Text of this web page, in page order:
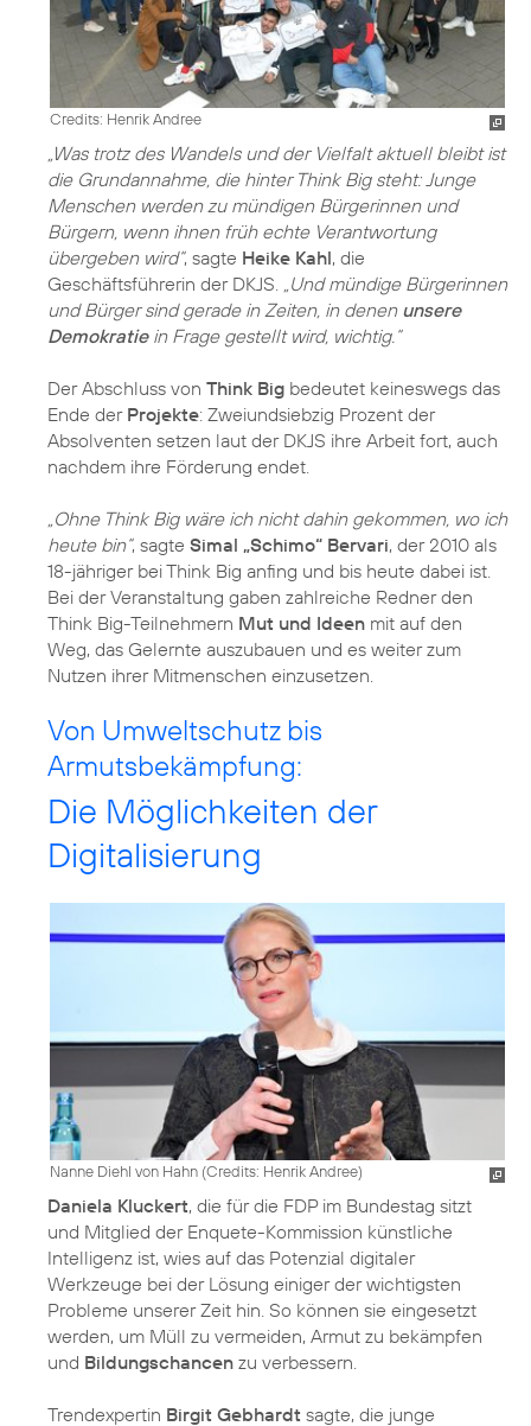
Credits: Henrik Andree
„Was trotz des Wandels und der Vielfalt aktuell bleibt ist
die Grundannahme, die hinter Think Big steht: Junge
Menschen werden zu mündigen Bürgerinnen und
Bürgern, wenn ihnen früh echte Verantwortung
übergeben wird“, sagte Heike Kahl, die
Geschäftsführerin der DKJS. „Und mündige Bürgerinnen
und Bürger sind gerade in Zeiten, in denen unsere
Demokratiein Frage gestellt wird, wichtig.“
Der Abschluss von Think Big bedeutet keineswegs das
Ende der Projekte: Zweiundsiebzig Prozent der
Absolventen setzen laut der DKJS ihre Arbeit fort, auch
nachdem ihre Förderung endet.
„Ohne Think Big wäre ich nicht dahin gekommen, wo ich
heute bin“, sagte Simal „Schimo“ Bervari, der 2010 als
18-jähriger bei Think Big anfing und bis heute dabei ist.
Bei der Veranstaltung gaben zahlreiche Redner den
Think Big-Teilnehmern Mut und Ideen mit auf den
Weg, das Gelernte auszubauen und es weiter zum
Nutzen ihrer Mitmenschen einzusetzen.
Von Umweltschutz bis
Armutsbekämpfung:
Die Möglichkeiten der
Digitalisierung
Nanne Diehl von Hahn (Credits: Henrik Andree)
Daniela Kluckert, die für die FDP im Bundestag sitzt
und Mitglied der Enquete-Kommission künstliche
Intelligenz ist, wies auf das Potenzial digitaler
Werkzeuge bei der Lösung einiger der wichtigsten
Probleme unserer Zeit hin. So können sie eingesetzt
werden, um Müll zu vermeiden, Armut zu bekämpfen
und Bildungschancen zu verbessern.
Trendexpertin Birgit Gebhardt sagte, die junge